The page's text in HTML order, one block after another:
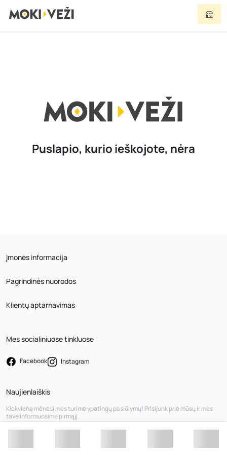
Puslapio, kurio ieškojote, nėra
Įmonės informacija
Pagrindinės nuorodos
Klientų aptarnavimas
Mes socialiniuose tinkluose
Facebook Instagram
Naujienlaiškis
Kiekvieną mėnesį mes turime ypatingų pasiūlymų! Prisijunk prie mūsų ir mes
tave informuosime pirmąjį.